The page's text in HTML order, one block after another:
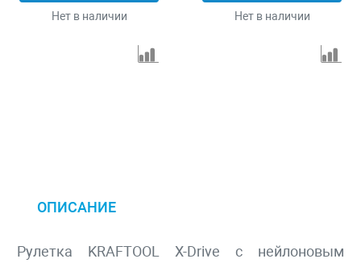
Нет в наличии Нет в наличии
ОПИСАНИЕ
Рулетка KRAFTOOL X-Drive с нейлоновым